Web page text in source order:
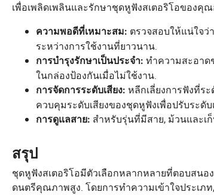
เพื่อเพลิดเพลินและรักษาชุดหูฟังสเตอริโอของคุ
ความพอดีที่เหมาะสม: ตรวจสอบให้แน่ใจ
ระหว่างการใช้งานที่ยาวนาน.
การบำรุงรักษาเป็นประจำ: ทำความสะอาด
ในกล่องป้องกันเมื่อไม่ใช้งาน.
การจัดการระดับเสียง: หลีกเลี่ยงการฟังที่ร
ควบคุมระดับเสียงของชุดหูฟังเพื่อปรับระดับ
การดูแลสาย: สำหรับรุ่นที่มีสาย, ม้วนและเ
สรุป
ชุดหูฟังสเตอริโอมีตัวเลือกหลากหลายที่ตอบสน
ดนตรีคุณภาพสูง. โดยการทำความเข้าใจประเภ